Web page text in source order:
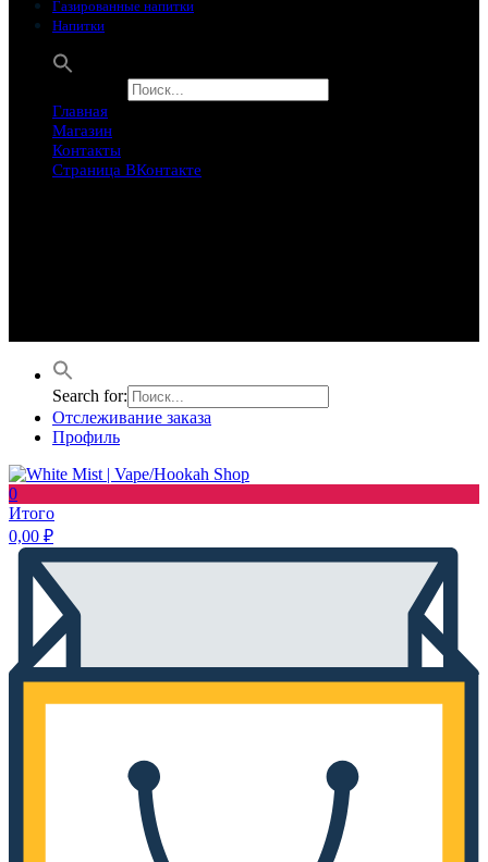
Газированные напитки
Напитки
Главная
Магазин
Контакты
Страница ВКонтакте
Search for:
Отслеживание заказа
Профиль
0
Итого
0,00 ₽